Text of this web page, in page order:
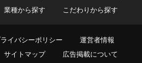
業種から探す こだわりから探す
イバシーポリシー
運営者情報
サイトマップ 広告掲載について